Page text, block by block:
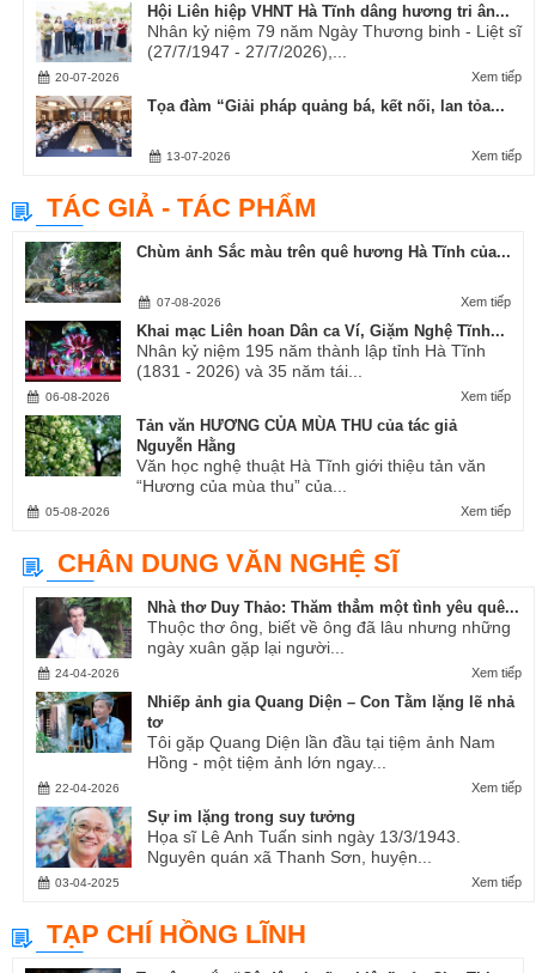
Hội Liên hiệp VHNT Hà Tĩnh dâng hương tri ân...
Nhân kỷ niệm 79 năm Ngày Thương binh - Liệt sĩ
(27/7/1947 - 27/7/2026),...
Xem tiếp
20-07-2026
Tọa đàm “Giải pháp quảng bá, kết nối, lan tỏa...
Xem tiếp
13-07-2026
TÁC GIẢ - TÁC PHẨM
Chùm ảnh Sắc màu trên quê hương Hà Tĩnh của...
Xem tiếp
07-08-2026
Khai mạc Liên hoan Dân ca Ví, Giặm Nghệ Tĩnh...
Nhân kỷ niệm 195 năm thành lập tỉnh Hà Tĩnh
(1831 - 2026) và 35 năm tái...
Xem tiếp
06-08-2026
Tản văn HƯƠNG CỦA MÙA THU của tác giả
Nguyễn Hằng
Văn học nghệ thuật Hà Tĩnh giới thiệu tản văn
“Hương của mùa thu” của...
Xem tiếp
05-08-2026
CHÂN DUNG VĂN NGHỆ SĨ
Nhà thơ Duy Thảo: Thăm thẳm một tình yêu quê...
Thuộc thơ ông, biết về ông đã lâu nhưng những
ngày xuân gặp lại người...
Xem tiếp
24-04-2026
Nhiếp ảnh gia Quang Diện – Con Tằm lặng lẽ nhả
tơ
Tôi gặp Quang Diện lần đầu tại tiệm ảnh Nam
Hồng - một tiệm ảnh lớn ngay...
Xem tiếp
22-04-2026
Sự im lặng trong suy tưởng
Họa sĩ Lê Anh Tuấn sinh ngày 13/3/1943.
Nguyên quán xã Thanh Sơn, huyện...
Xem tiếp
03-04-2025
TẠP CHÍ HỒNG LĨNH